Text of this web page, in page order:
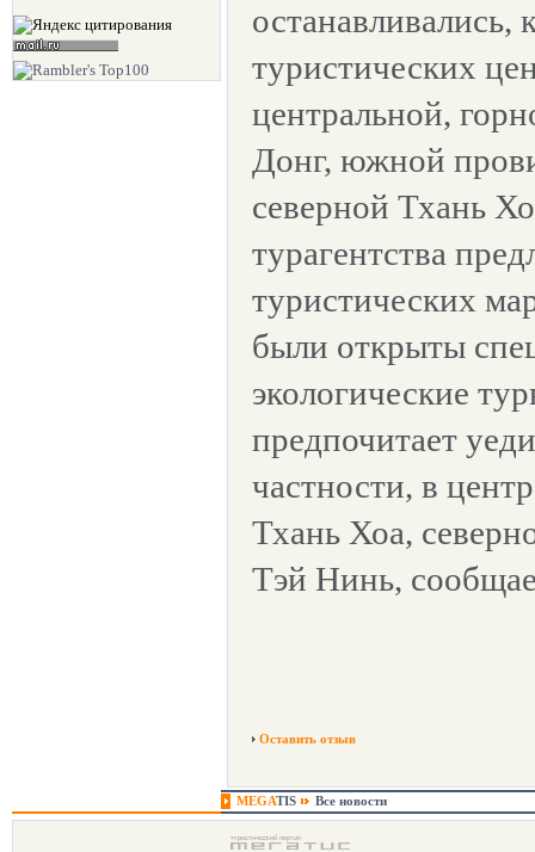
останавливались,
туристических
центральной,
Донг, южной
северной Тхань
турагентства
туристических
были открыты
экологические
предпочитает
частности, в
Тхань Хоа,
Тэй Нинь,
Оставить отзыв
MEGATIS Все новости